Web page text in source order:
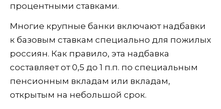
процентными ставками.
Многие крупные банки включают надбавки
к базовым ставкам специально для пожилых
россиян. Как правило, эта надбавка
составляет от 0,5 до 1 п.п. по специальным
пенсионным вкладам или вкладам,
открытым на небольшой срок.